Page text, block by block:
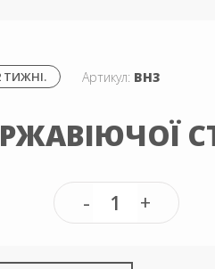
ТИЖНІ. Артикул: ВН3